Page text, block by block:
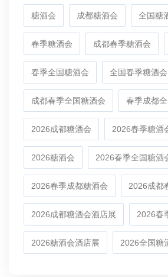
糖酒会 成都糖酒会 全国糖
春季糖酒会 成都春季糖酒会
春季全国糖酒会 全国春季糖酒会
成都春季全国糖酒会 春季成都
2026成都糖酒会 2026春季糖酒
2026糖酒会 2026春季全国糖酒
2026春季成都糖酒会 2026成都
2026成都糖酒会酒店展 2026春
2026糖酒会酒店展 2026全国糖